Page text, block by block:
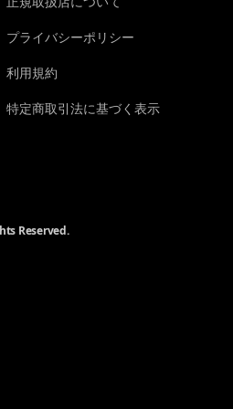
プライバシーポリシー
利用規約
特定商取引法に基づく表示
Reserved.